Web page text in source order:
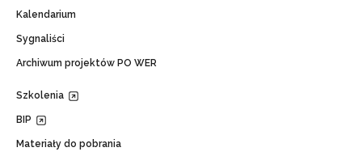
Kalendarium
Sygnaliści
Archiwum projektów PO WER
Szkolenia
BIP
Materiały do pobrania